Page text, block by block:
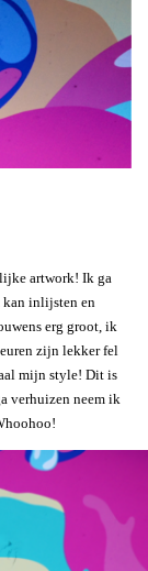
artwork! Ik ga
kan inlijsten en
erg groot, ik
zijn lekker fel
mijn style! Dit is
verhuizen neem ik